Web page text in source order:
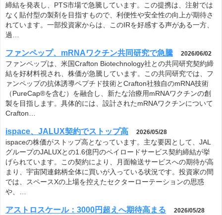
締結を発表し、PTS市場で急騰しています。この提携は、注射では
なく貼付型の製剤を目指すもので、利便性や安全性の向上が期待さ
れています。一部投資家からは、このIRを好感する声がある一方、
過…
ファンペップ、mRNAワクチン共同研究で急騰 2026/06/02
ファンペップは、米国Crafton Biotechnology社との共同研究契約締
結を好材料視され、株価が急騰しています。この共同研究では、フ
ァンペップの抗体誘導ペプチド技術とCrafton社独自のmRNA技術
（PureCap®を含む）を融合し、新たな治療用mRNAワクチンの創
製を目指します。具体的には、設計されたmRNAワクチンについて
Crafton…
ispace、JALUX契約でストップ高 2026/05/28
ispaceの株価がストップ高となっています。主な要因として、JAL
グループのJALUXとの1.6億円のペイロードサービス契約締結が挙
げられています。この契約により、月面輸送サービスへの期待が高
まり、宇宙関連銘柄全体に買いが入っている状況です。投資家の間
では、スペースXの上場を控えたセクターローテーションの思惑
や、…
アストロスケール：3000円超えへ期待高まる 2026/05/28